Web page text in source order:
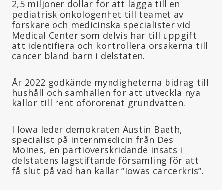
2,5 miljoner dollar för att lägga till en
pediatrisk onkologenhet till teamet av
forskare och medicinska specialister vid
Medical Center som delvis har till uppgift
att identifiera och kontrollera orsakerna till
cancer bland barn i delstaten.
År 2022 godkände myndigheterna bidrag till
hushåll och samhällen för att utveckla nya
källor till rent oförorenat grundvatten.
I Iowa leder demokraten Austin Baeth,
specialist på internmedicin från Des
Moines, en partiöverskridande insats i
delstatens lagstiftande församling för att
få slut på vad han kallar ”Iowas cancerkris”.